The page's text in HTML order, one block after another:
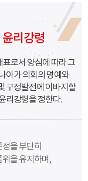
윤리강령
로서 양심에 따라 그
아가 의회의 명예와
구정발전에 이바지할
리강령을 정한다.
을 부단히
을 유지하며,